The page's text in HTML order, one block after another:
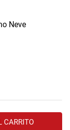
Neve
CARRITO